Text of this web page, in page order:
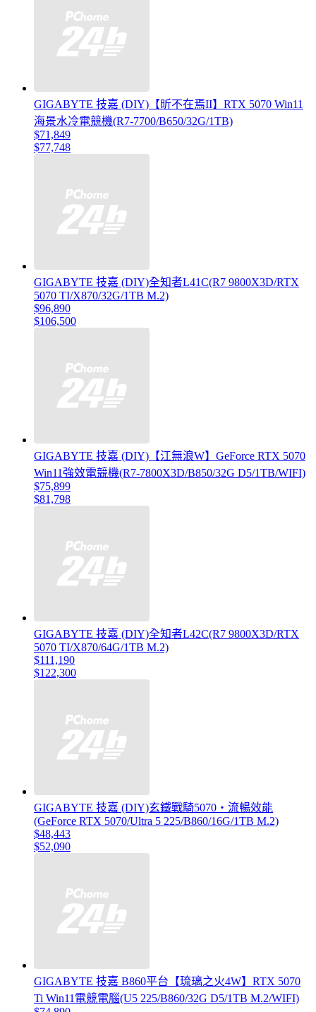
GIGABYTE 技嘉 (DIY)【昕不在焉II】RTX 5070 Win11
海景水冷電競機(R7-7700/B650/32G/1TB)
$71,849
$77,748
GIGABYTE 技嘉 (DIY)全知者L41C(R7 9800X3D/RTX
5070 TI/X870/32G/1TB M.2)
$96,890
$106,500
GIGABYTE 技嘉 (DIY)【江無浪W】GeForce RTX 5070
Win11強效電競機(R7-7800X3D/B850/32G D5/1TB/WIFI)
$75,899
$81,798
GIGABYTE 技嘉 (DIY)全知者L42C(R7 9800X3D/RTX
5070 TI/X870/64G/1TB M.2)
$111,190
$122,300
GIGABYTE 技嘉 (DIY)玄鐵戰騎5070・流暢效能
(GeForce RTX 5070/Ultra 5 225/B860/16G/1TB M.2)
$48,443
$52,090
GIGABYTE 技嘉 B860平台【琉璃之火4W】RTX 5070
Ti Win11電競電腦(U5 225/B860/32G D5/1TB M.2/WIFI)